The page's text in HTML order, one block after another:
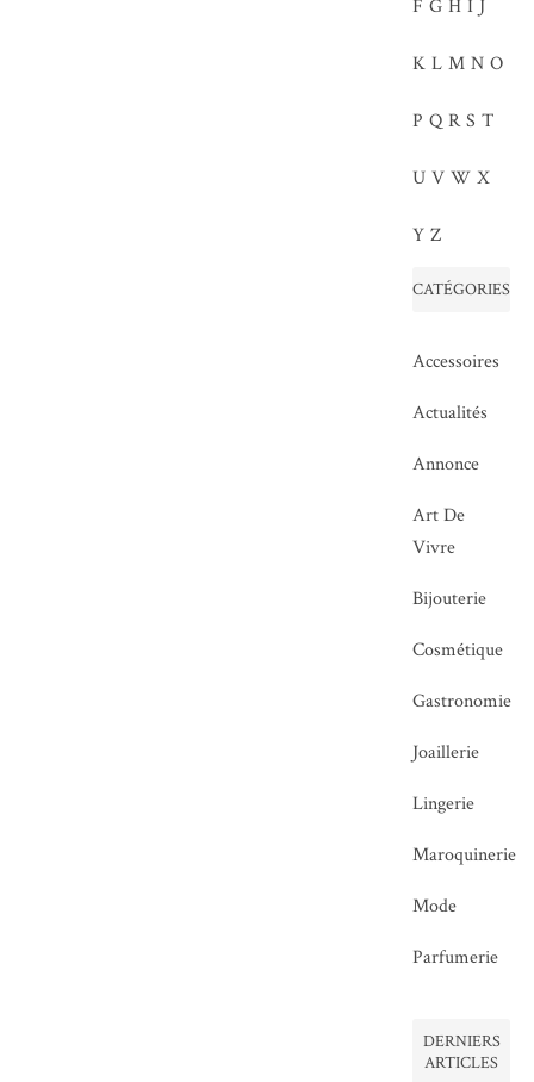
F G H I J
K L M N O
P Q R S T
U V W X
Y Z
CATÉGORIES
Accessoires
Actualités
Annonce
Art De
Vivre
Bijouterie
Cosmétique
Gastronomie
Joaillerie
Lingerie
Maroquinerie
Mode
Parfumerie
DERNIERS
ARTICLES